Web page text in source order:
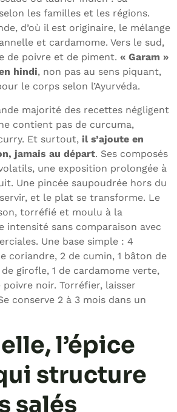
les familles et les régions.
d’où il est originaire, le mélange
et cardamome. Vers le sud,
de poivre et de piment. « Garam »
hindi, non pas au sens piquant,
le corps selon l’Ayurvéda.
majorité des recettes négligent
contient pas de curcuma,
Et surtout, il s’ajoute en
jamais au départ. Ses composés
une exposition prolongée à
Une pincée saupoudrée hors du
et le plat se transforme. Le
torréfié et moulu à la
intensité sans comparaison avec
Une base simple : 4
coriandre, 2 de cumin, 1 bâton de
girofle, 1 de cardamome verte,
poivre noir. Torréfier, laisser
conserve 2 à 3 mois dans un
l’épice
structure
salés